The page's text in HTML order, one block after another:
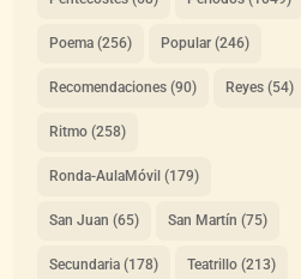
Poema(256) Popular(246)
Recomendaciones(90) Reyes(54)
Ritmo(258)
Ronda-AulaMóvil (179)
San Juan (65) San Martín (75)
Secundaria(178) Teatrillo(213)